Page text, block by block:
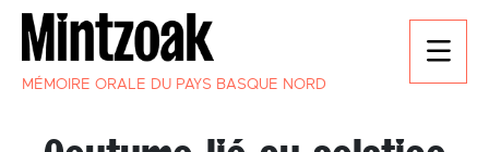
MÉMOIRE ORALE DU PAYS BASQUE NORD